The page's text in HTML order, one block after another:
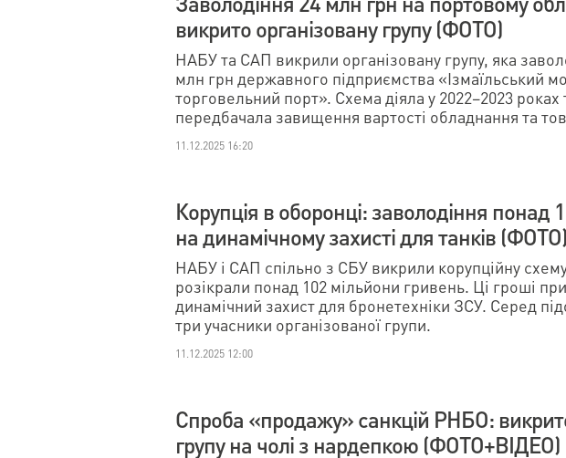
викрито організовану групу (ФОТО)
НАБУ та САП викрили організовану групу, яка
млн грн державного підприємства «Ізмаїльський
торговельний порт». Схема діяла у 2022–2023 роках
передбачала завищення вартості обладнання та
11.12.2025 16:20
Корупція в оборонці: заволодіння понад
на динамічному захисті для танків (ФОТО)
НАБУ і САП спільно з СБУ викрили корупційну
розікрали понад 102 мільйони гривень. Ці гроші
динамічний захист для бронетехніки ЗСУ. Серед
три учасники організованої групи.
11.12.2025 12:00
Спроба «продажу» санкцій РНБО:
групу на чолі з нардепкою (ФОТО+ВІДЕО)